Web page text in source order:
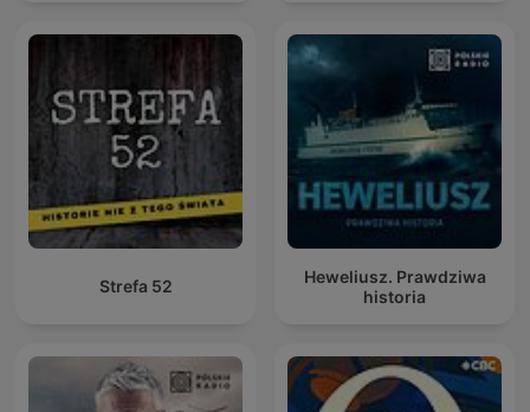
Strefa 52
Heweliusz. Prawdziwa
historia